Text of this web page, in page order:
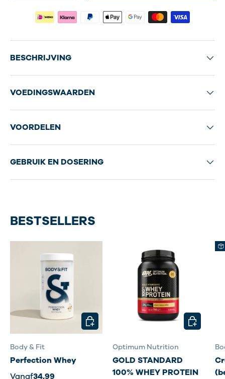
BESCHRIJVING
VOEDINGSWAARDEN
VOORDELEN
GEBRUIK EN DOSERING
BESTSELLERS
Body & Fit
Perfection Whey
Vanaf34,99
KIES MOGELIJKHEDEN
Optimum Nutrition
GOLD STANDARD
100% WHEY PROTEIN
KIES